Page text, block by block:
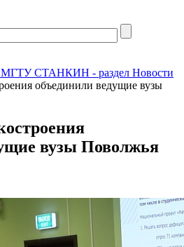
МГТУ СТАНКИН - раздел Новости
объединили ведущие вузы
вузы Поволжья